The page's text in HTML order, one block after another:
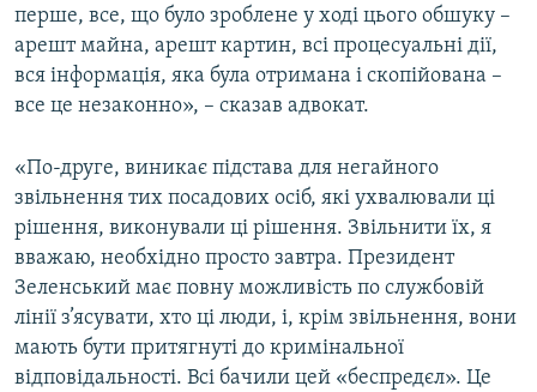
перше, все, що було зроблене у ході цього обшуку –
арешт майна, арешт картин, всі процесуальні дії,
вся інформація, яка була отримана і скопійована –
все це незаконно», – сказав адвокат.
«По-друге, виникає підстава для негайного
звільнення тих посадових осіб, які ухвалювали ці
рішення, виконували ці рішення. Звільнити їх, я
вважаю, необхідно просто завтра. Президент
Зеленський має повну можливість по службовій
лінії з’ясувати, хто ці люди, і, крім звільнення, вони
мають бути притягнуті до кримінальної
відповідальності. Всі бачили цей «беспредєл». Це